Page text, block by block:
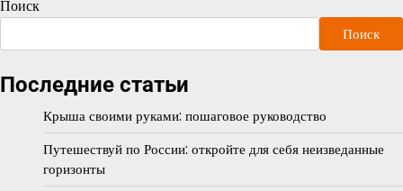
Поиск
Поиск
Последние статьи
Крыша своими руками: пошаговое руководство
Путешествуй по России: откройте для себя неизведанные
горизонты